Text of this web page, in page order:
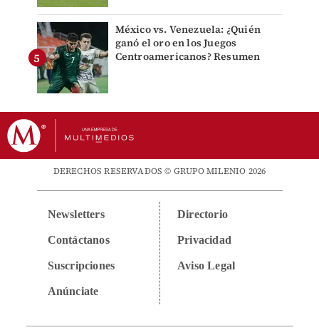
México vs. Venezuela: ¿Quién
ganó el oro en los Juegos
Centroamericanos? Resumen
DERECHOS RESERVADOS © GRUPO MILENIO 2026
Newsletters
Contáctanos
Suscripciones
Anúnciate
Directorio
Privacidad
Aviso Legal